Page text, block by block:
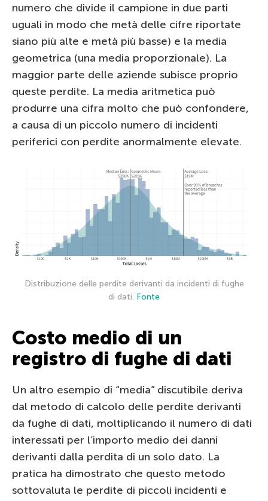
numero che divide il campione in due parti
uguali in modo che metà delle cifre riportate
siano più alte e metà più basse) e la media
geometrica (una media proporzionale). La
maggior parte delle aziende subisce proprio
queste perdite. La media aritmetica può
produrre una cifra molto che può confondere,
a causa di un piccolo numero di incidenti
periferici con perdite anormalmente elevate.
Distribuzione delle perdite derivanti da incidenti di fughe
di dati. Fonte
Costo medio di un
registro di fughe di dati
Un altro esempio di “media” discutibile deriva
dal metodo di calcolo delle perdite derivanti
da fughe di dati, moltiplicando il numero di dati
interessati per l’importo medio dei danni
derivanti dalla perdita di un solo dato. La
pratica ha dimostrato che questo metodo
sottovaluta le perdite di piccoli incidenti e